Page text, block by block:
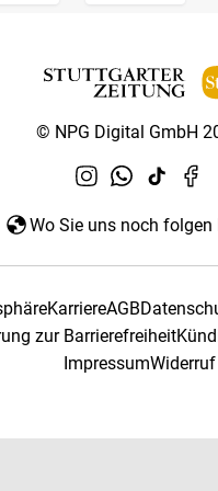
© NPG Digital GmbH
Wo Sie uns noch folgen
KarriereAGB
zur Barrierefreiheit
ImpressumWiderruf